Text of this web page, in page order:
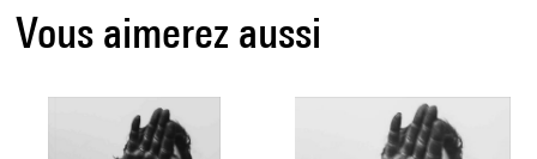
Vous aimerez aussi